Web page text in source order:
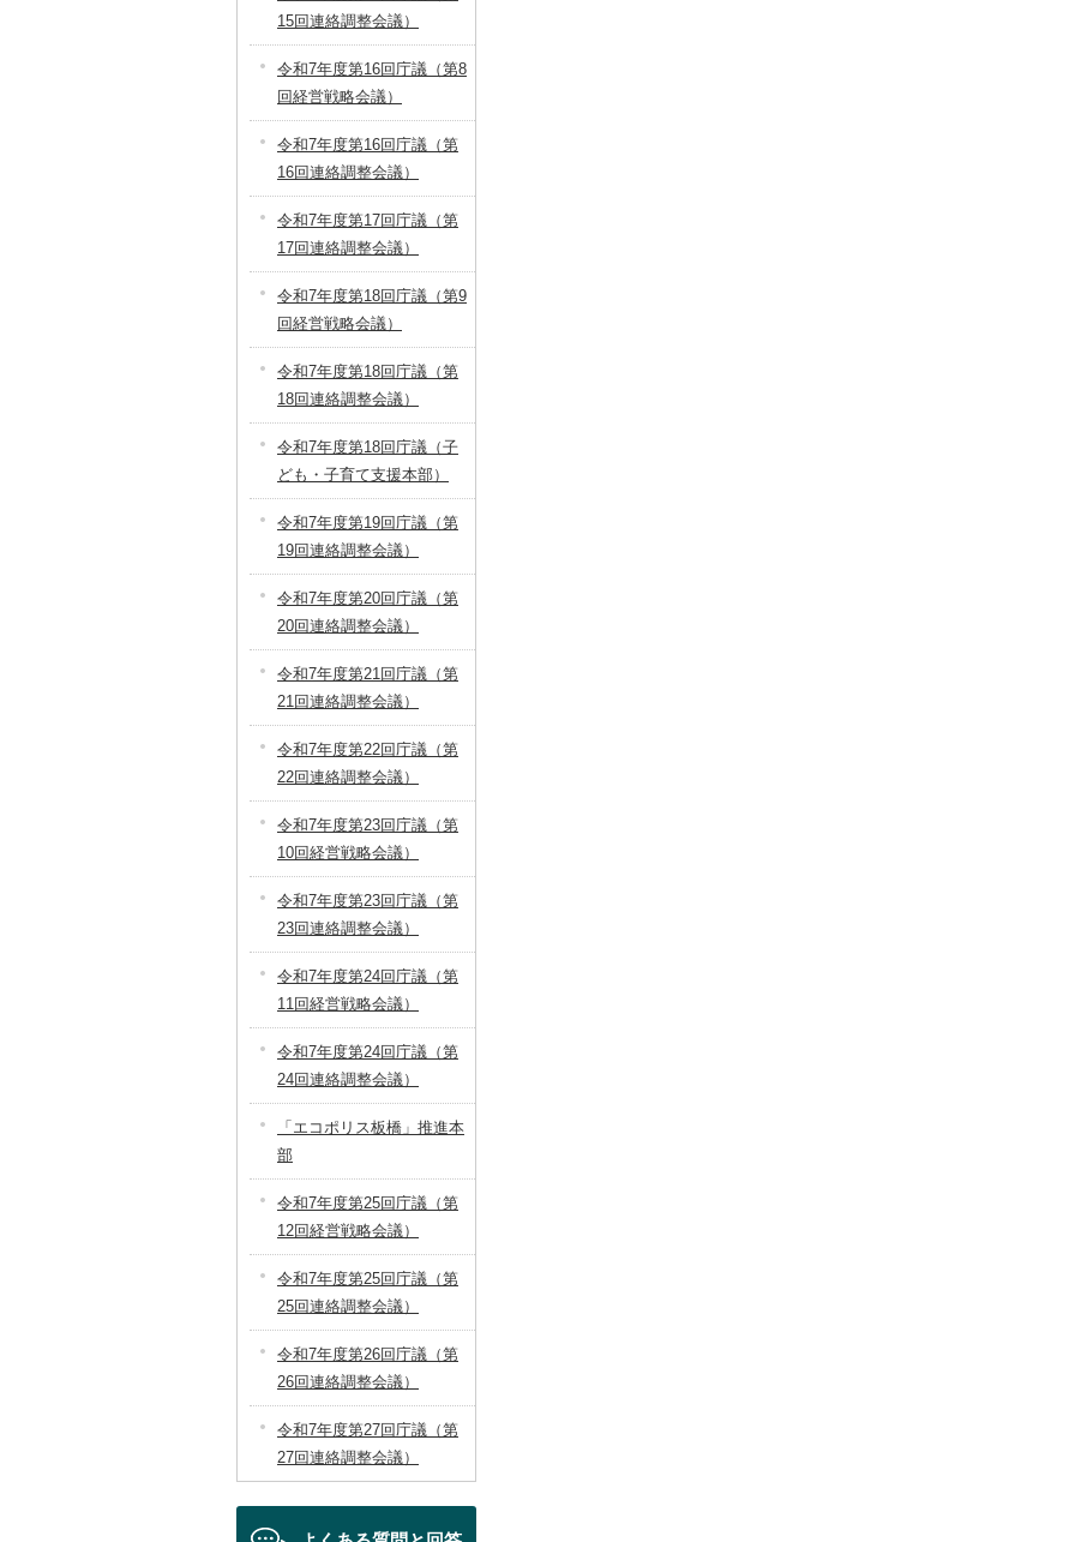
15回連絡調整会議）
令和7年度第16回庁議（第8
回経営戦略会議）
令和7年度第16回庁議（第
16回連絡調整会議）
令和7年度第17回庁議（第
17回連絡調整会議）
令和7年度第18回庁議（第9
回経営戦略会議）
令和7年度第18回庁議（第
18回連絡調整会議）
令和7年度第18回庁議（子
ども・子育て支援本部）
令和7年度第19回庁議（第
19回連絡調整会議）
令和7年度第20回庁議（第
20回連絡調整会議）
令和7年度第21回庁議（第
21回連絡調整会議）
令和7年度第22回庁議（第
22回連絡調整会議）
令和7年度第23回庁議（第
10回経営戦略会議）
令和7年度第23回庁議（第
23回連絡調整会議）
令和7年度第24回庁議（第
11回経営戦略会議）
令和7年度第24回庁議（第
24回連絡調整会議）
「エコポリス板橋」推進本
部
令和7年度第25回庁議（第
12回経営戦略会議）
令和7年度第25回庁議（第
25回連絡調整会議）
令和7年度第26回庁議（第
26回連絡調整会議）
令和7年度第27回庁議（第
27回連絡調整会議）